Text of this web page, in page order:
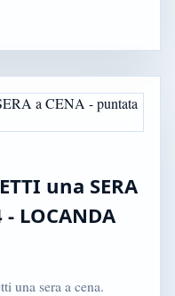
una SERA
LOCANDA
una sera a cena.